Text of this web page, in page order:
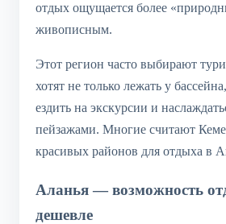
отдых ощущается более
живописным.
Этот регион часто выбирают
хотят не только лежать у
ездить на экскурсии и
пейзажами. Многие считают
красивых районов для отдыха в
Аланья — возможность
дешевле